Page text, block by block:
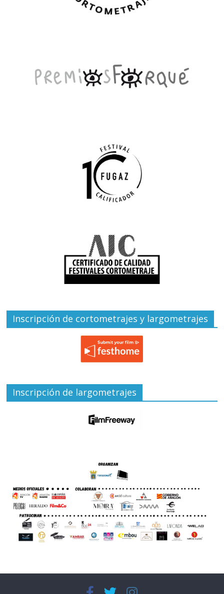
Inscripción de cortometrajes y largometrajes
Inscripción de largometrajes